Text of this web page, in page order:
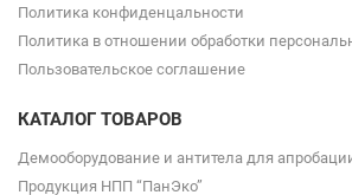
Политика конфиденцальности
Политика в отношении обработки
Пользовательское соглашение
КАТАЛОГ ТОВАРОВ
Демооборудование и антитела для
Продукция НПП “ПанЭко”